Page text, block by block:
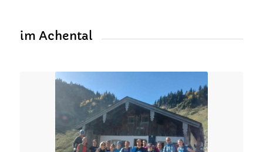
im Achental